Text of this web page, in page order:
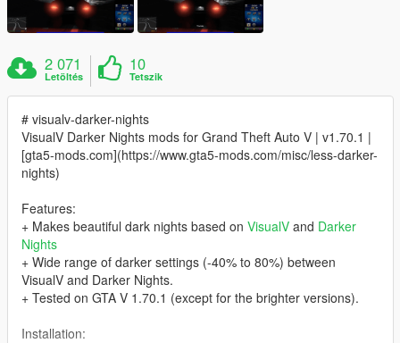
2 071
Letöltés
10
Tetszik
# visualv-darker-nights
VisualV Darker Nights mods for Grand Theft Auto V | v1.70.1 |
[gta5-mods.com](https://www.gta5-mods.com/misc/less-darker-
nights)
Features:
+ Makes beautiful dark nights based on VisualV and Darker
Nights
+ Wide range of darker settings (-40% to 80%) between
VisualV and Darker Nights.
+ Tested on GTA V 1.70.1 (except for the brighter versions).
Installation: